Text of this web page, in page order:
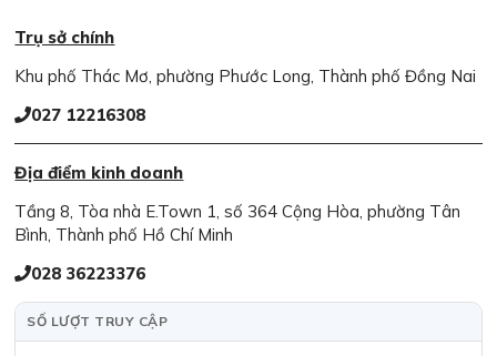
SỐ LƯỢT TRUY CẬP
Trụ sở chính
Khu phố Thác Mơ, phường Phước Long, Thành phố Đồng Nai
027 12216308
Địa điểm kinh doanh
Tầng 8, Tòa nhà E.Town 1, số 364 Cộng Hòa, phường Tân
Bình, Thành phố Hồ Chí Minh
028 36223376